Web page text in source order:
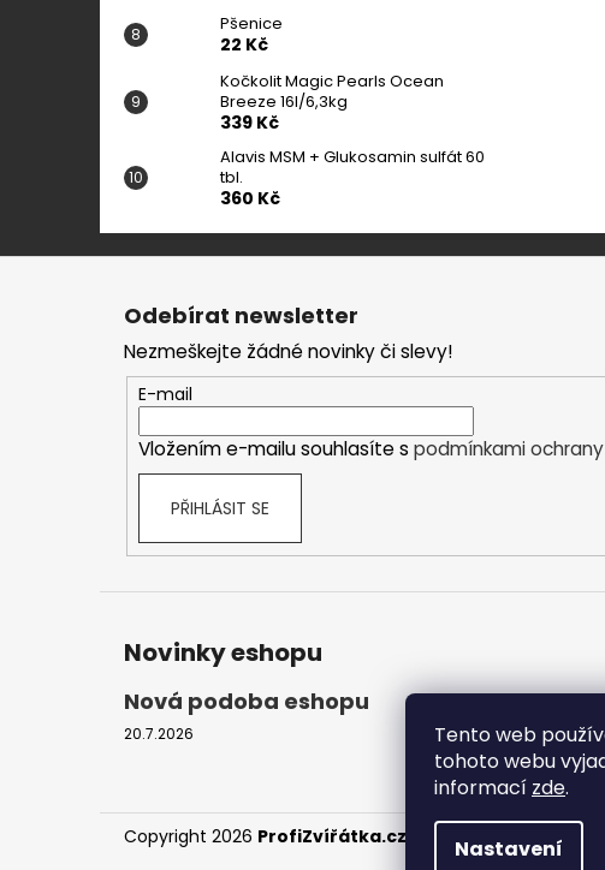
Tento web
tohoto webu
informací zde.
Nastavení
Pšenice
22 Kč
Kočkolit Magic Pearls Ocean
Breeze 16l/6,3kg
339 Kč
Alavis MSM + Glukosamin sulfát 60
tbl.
360 Kč
Z
Odebírat newsletter
Nezmeškejte žádné novinky či slevy!
E-mail
Vložením e-mailu souhlasíte s podmínkami
PŘIHLÁSIT SE
Novinky eshopu
Nová podoba eshopu
20.7.2026
Copyright 2026 ProfiZvířátka.cz . Všechna práva